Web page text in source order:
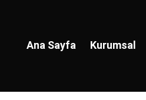
Ana Sayfa Kurumsal